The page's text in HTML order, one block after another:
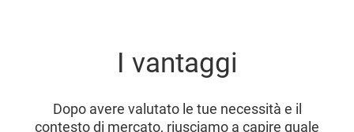
I vantaggi
Dopo avere valutato le tue necessità e il
contesto di mercato, riusciamo a capire quale